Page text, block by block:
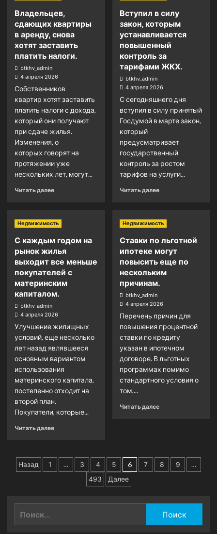
Владельцев,
сдающих квартиры
в аренду, снова
хотят заставить
платить налоги.
btkhv_admin
4 апреля 2026
Собственников
квартир хотят заставить
платить налоги с дохода,
который они получают
при сдаче жилья.
Изменения, о
которых говорят на
протяжении уже
нескольких лет, могут...
Читать далее
Вступил в силу
закон, которым
устанавливается
повышенный
контроль за
тарифами ЖКХ.
btkhv_admin
4 апреля 2026
С сегодняшнего дня
вступил в силу принятый
Госдумой в марте закон,
который
предусматривает
государственный
контроль за ростом
тарифов на услуги...
Читать далее
Недвижимость
С каждым годом на
рынок жилья
выходит все меньше
покупателей с
материнским
капиталом.
btkhv_admin
4 апреля 2026
Улучшение жилищных
условий, еще несколько
лет назад являвшееся
основным вариантом
использования
материнского капитала,
постепенно отходит на
второй план.
Покупатели, которые...
Читать далее
Недвижимость
Ставки по льготной
ипотеке могут
повысить еще по
нескольким
причинам.
btkhv_admin
4 апреля 2026
Перечень причин для
повышения процентной
ставки по кредиту
указан в ипотечном
договоре. В льготных
программах помимо
стандартного условия о
том,...
Читать далее
Пагинация
Назад 1 … 3 4 5 6 7 8 9
…
493
Далее